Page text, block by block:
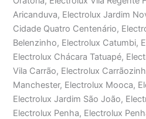
Aricanduva, Electrolux Jardim
Cidade Quatro Centenário,
Belenzinho, Electrolux Catumbi,
Electrolux Chácara Tatuapé,
Vila Carrão, Electrolux
Manchester, Electrolux Mooca,
Electrolux Jardim São João,
Electrolux Penha, Electrolux